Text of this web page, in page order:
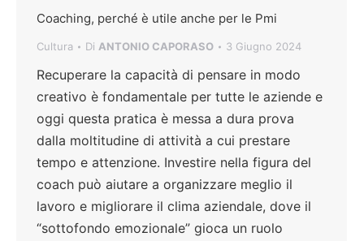
Coaching, perché è utile anche per le Pmi
Cultura Di ANTONIO CAPORASO 3 Giugno 2024
Recuperare la capacità di pensare in modo
creativo è fondamentale per tutte le aziende e
oggi questa pratica è messa a dura prova
dalla moltitudine di attività a cui prestare
tempo e attenzione. Investire nella figura del
coach può aiutare a organizzare meglio il
lavoro e migliorare il clima aziendale, dove il
“sottofondo emozionale” gioca un ruolo